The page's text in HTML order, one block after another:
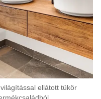
ellátott tükör